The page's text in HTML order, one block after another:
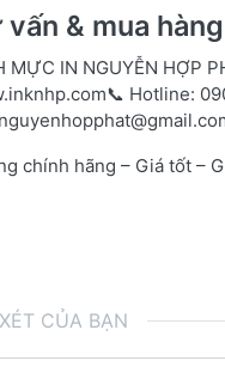
& mua hàng
MỰC IN NGUYỄN HỢP
📞 Hotline:
chính hãng – Giá tốt –
CỦA BẠN